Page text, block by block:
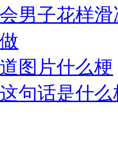
男子花样
图片什么梗
句话是什么